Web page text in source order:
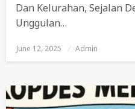
Dan Kelurahan, Sejalan
Unggulan…
Posted
June 12, 2025 Admin